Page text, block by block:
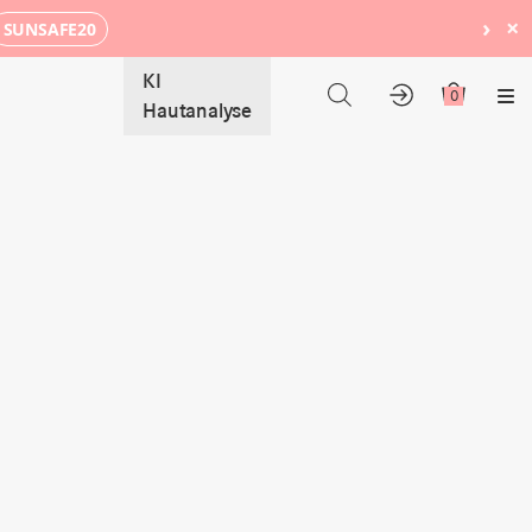
SUNSAFE20 ×
›
KI
Hautanalyse
0